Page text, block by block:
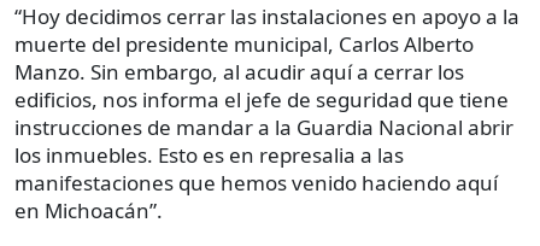
“Hoy decidimos cerrar las instalaciones en apoyo a la
muerte del presidente municipal, Carlos Alberto
Manzo. Sin embargo, al acudir aquí a cerrar los
edificios, nos informa el jefe de seguridad que tiene
instrucciones de mandar a la Guardia Nacional abrir
los inmuebles. Esto es en represalia a las
manifestaciones que hemos venido haciendo aquí
en Michoacán”.